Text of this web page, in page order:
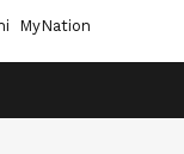
MyNation